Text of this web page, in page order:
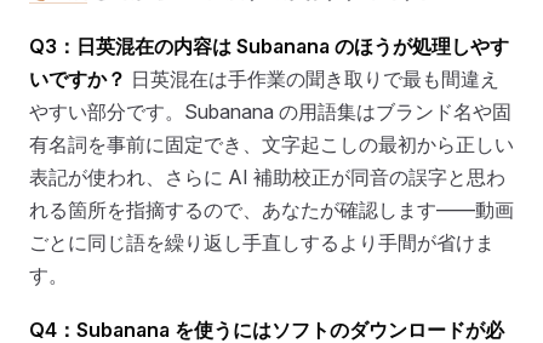
Q3：日英混在の内容は Subanana のほうが処理しやす
いですか？ 日英混在は手作業の聞き取りで最も間違え
やすい部分です。Subanana の用語集はブランド名や固
有名詞を事前に固定でき、文字起こしの最初から正しい
表記が使われ、さらに AI 補助校正が同音の誤字と思わ
れる箇所を指摘するので、あなたが確認します——動画
ごとに同じ語を繰り返し手直しするより手間が省けま
す。
Q4：Subanana を使うにはソフトのダウンロードが必